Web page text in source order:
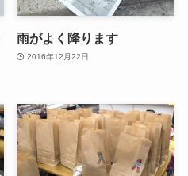
雨がよく降ります
2016年12月22日